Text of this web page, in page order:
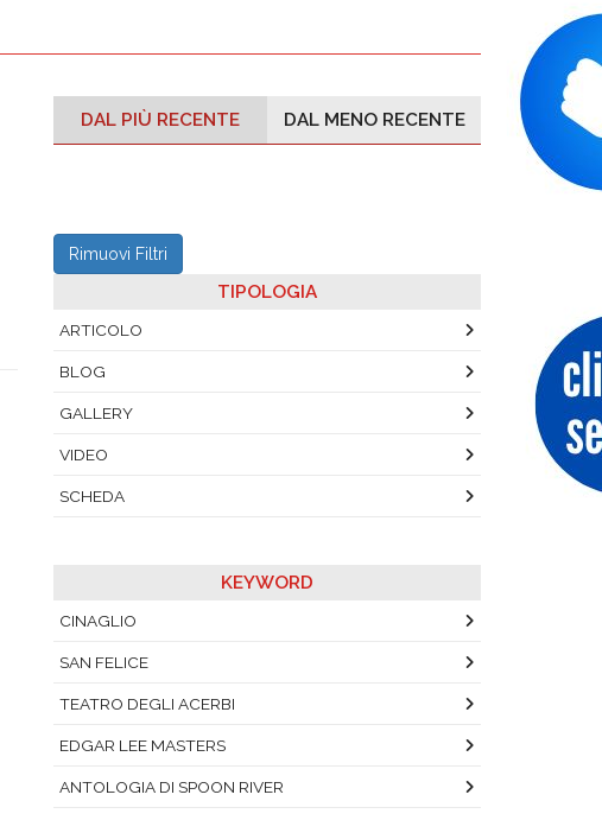
DAL PIÙ RECENTE DAL MENO RECENTE
Rimuovi Filtri
TIPOLOGIA
ARTICOLO
BLOG
GALLERY
VIDEO
SCHEDA
KEYWORD
CINAGLIO
SAN FELICE
TEATRO DEGLI ACERBI
EDGAR LEE MASTERS
ANTOLOGIA DI SPOON RIVER